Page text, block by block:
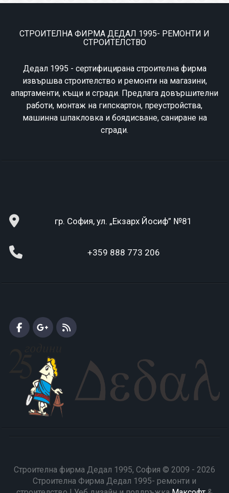
СТРОИТЕЛНА ФИРМА ДЕДАЛ 1995- РЕМОНТИ И
СТРОИТЕЛСТВО
Дедал 1995 - сертифицирана строителна фирма
извършва строителство и ремонти на магазини,
апартаменти, къщи и сгради. Предлага довършителни
работи, монтаж на гипскартон, преустройства,
машинна шпакловка и боядисване, саниране на
сгради.
гр. София, ул. „Екзарх Йосиф” №81
+359 888 773 206
Строителна фирма Дедал 1995, София © 2009 - 2026
Строителна Фирма Дедал 1995- ремонти и